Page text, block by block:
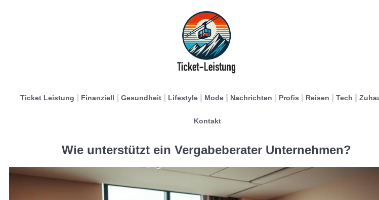
Ticket Leistung Finanziell Gesundheit Lifestyle Mode Nachrichten Profis Reisen Tech
Kontakt
Wie unterstützt ein Vergabeberater Unternehmen?